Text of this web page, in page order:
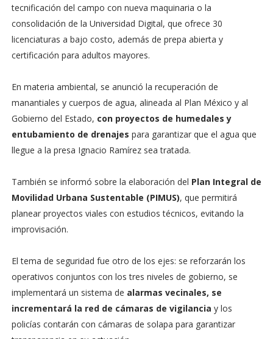
tecnificación del campo con nueva maquinaria o la
consolidación de la Universidad Digital, que ofrece 30
licenciaturas a bajo costo, además de prepa abierta y
certificación para adultos mayores.
En materia ambiental, se anunció la recuperación de
manantiales y cuerpos de agua, alineada al Plan México y al
Gobierno del Estado, con proyectos de humedales y
entubamiento de drenajes para garantizar que el agua que
llegue a la presa Ignacio Ramírez sea tratada.
También se informó sobre la elaboración del Plan Integral de
Movilidad Urbana Sustentable (PIMUS), que permitirá
planear proyectos viales con estudios técnicos, evitando la
improvisación.
El tema de seguridad fue otro de los ejes: se reforzarán los
operativos conjuntos con los tres niveles de gobierno, se
implementará un sistema de alarmas vecinales, se
incrementará la red de cámaras de vigilancia y los
policías contarán con cámaras de solapa para garantizar